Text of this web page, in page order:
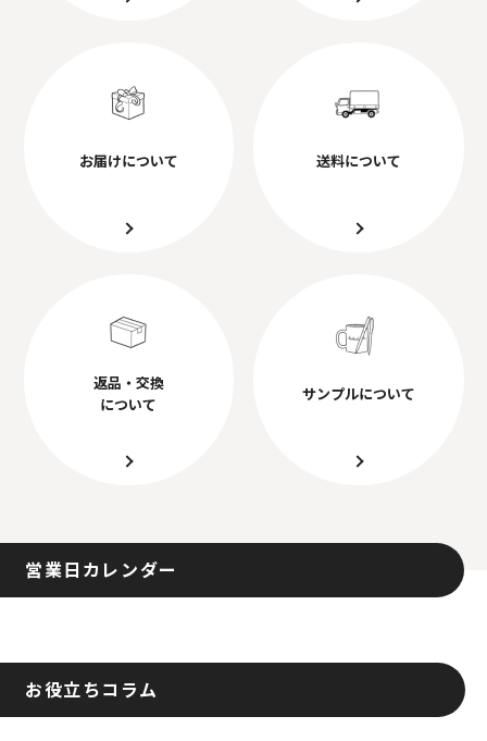
お届けについて 送料について
返品・交換
について
サンプルについて
営業日カレンダー
お役立ちコラム